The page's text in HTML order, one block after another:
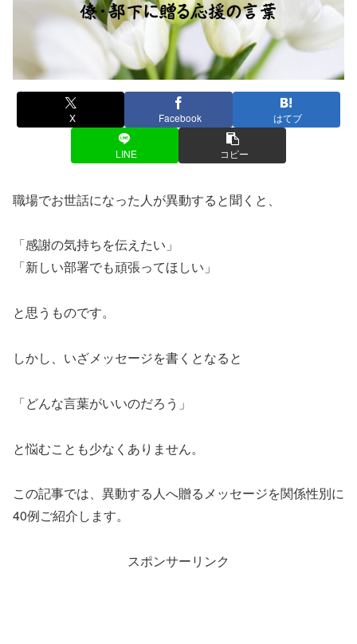
X Facebook はてブ
LINE コピー
職場でお世話になった人が異動すると聞くと、
「感謝の気持ちを伝えたい」
「新しい部署でも頑張ってほしい」
と思うものです。
しかし、いざメッセージを書くとなると
「どんな言葉がいいのだろう」
と悩むことも少なくありません。
この記事では、異動する人へ贈るメッセージを関係性別に
40例ご紹介します。
スポンサーリンク